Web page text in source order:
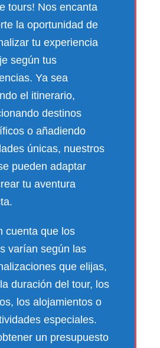
tours! Nos encanta
la oportunidad de
tu experiencia
según tus
Ya sea
el itinerario,
destinos
o añadiendo
únicas, nuestros
pueden adaptar
tu aventura
cuenta que los
varían según las
que elijas,
duración del tour, los
los alojamientos o
especiales.
un presupuesto